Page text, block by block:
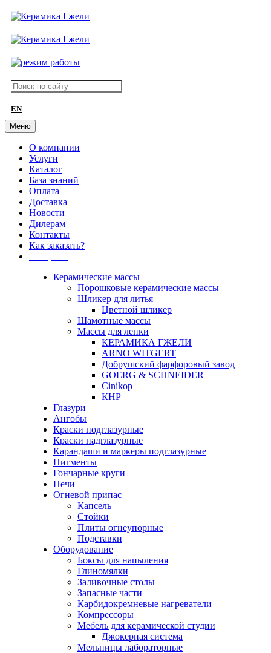
EN
Меню
О компании
Услуги
Каталог
База знаний
Оплата
Доставка
Новости
Дилерам
Контакты
Как заказать?
Керамические массы
Порошковые керамические массы
Шликер для литья
Цветной шликер
Шамотные массы
Массы для лепки
КЕРАМИКА ГЖЕЛИ
ARNO WITGERT
Добрушский фарфоровый завод
GOERG & SCHNEIDER
Cinikop
КНР
Глазури
Ангобы
Краски подглазурные
Краски надглазурные
Карандаши и маркеры подглазурные
Пигменты
Гончарные круги
Печи
Огневой припас
Капсель
Стойки
Плиты огнеупорные
Подставки
Оборудование
Боксы для напыления
Глиномялки
Заливочные столы
Запасные части
Карбидокремневые нагреватели
Компрессоры
Мебель для керамической студии
Джокерная система
Мельницы лабораторные